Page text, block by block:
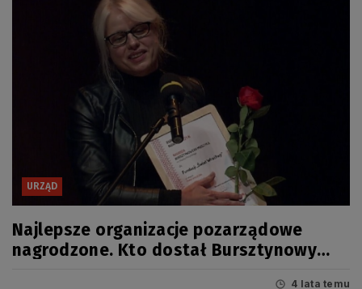
URZĄD
Najlepsze organizacje pozarządowe
nagrodzone. Kto dostał Bursztynowy
4 lata temu